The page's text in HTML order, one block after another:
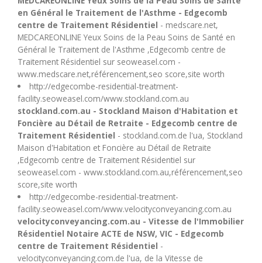
en Général le Traitement de l'Asthme - Edgecomb
centre de Traitement Résidentiel - medscare.net,
MEDCAREONLINE Yeux Soins de la Peau Soins de Santé en
Général le Traitement de l'Asthme ,Edgecomb centre de
Traitement Résidentiel sur seoweasel.com -
www.medscare.net,référencement,seo score,site worth
http://edgecombe-residential-treatment-
facility.seoweasel.com/www.stockland.com.au
stockland.com.au - Stockland Maison d'Habitation et
Foncière au Détail de Retraite - Edgecomb centre de
Traitement Résidentiel - stockland.com.de l'ua, Stockland
Maison d'Habitation et Foncière au Détail de Retraite
,Edgecomb centre de Traitement Résidentiel sur
seoweasel.com - www.stockland.com.au,référencement,seo
score,site worth
http://edgecombe-residential-treatment-
facility.seoweasel.com/www.velocityconveyancing.com.au
velocityconveyancing.com.au - Vitesse de l'Immobilier
Résidentiel Notaire ACTE de NSW, VIC - Edgecomb
centre de Traitement Résidentiel -
velocityconveyancing.com.de l'ua, de la Vitesse de